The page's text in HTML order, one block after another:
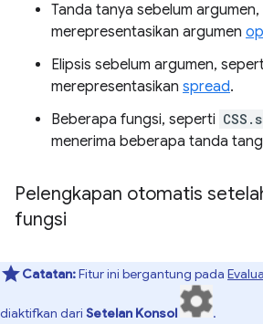
Tanda tanya sebelum
merepresentasikan argumen
Elipsis sebelum argumen,
merepresentasikan spread.
Beberapa fungsi, seperti
menerima beberapa tanda
Pelengkapan otomatis
fungsi
Catatan:Fitur ini bergantung pada
diaktifkan dari Setelan Konsol .